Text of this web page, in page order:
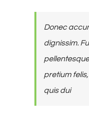
Donec
dignissim.
pretium
quis dui